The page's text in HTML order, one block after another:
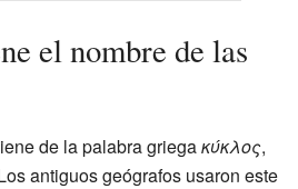
el nombre de las
de la palabra griegaκύκλος,
antiguos geógrafos usaron este